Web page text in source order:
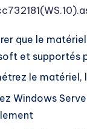
que le
et supportés
le matériel,
Windows